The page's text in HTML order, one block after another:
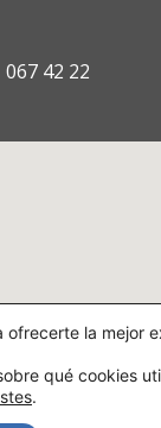
42 22
ofrecerte la mejor
qué cookies
.